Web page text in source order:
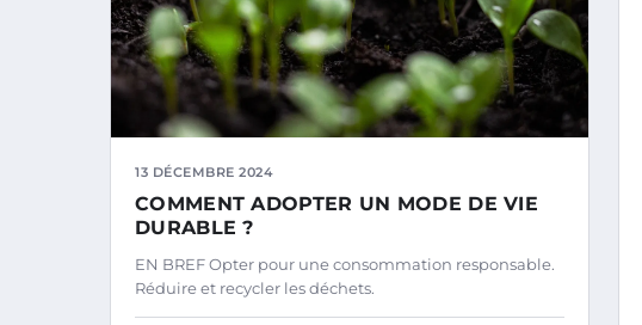
13 DÉCEMBRE 2024
COMMENT ADOPTER UN MODE DE VIE
DURABLE ?
EN BREF Opter pour une consommation responsable.
Réduire et recycler les déchets.